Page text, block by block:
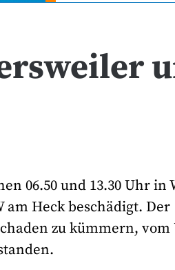
06.50 und 13.30 Uhr in
am Heck beschädigt. Der
zu kümmern,